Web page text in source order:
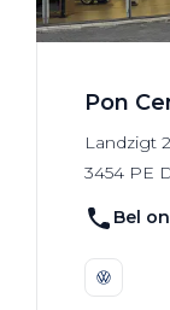
Pon
Landzigt
3454 PE
Bel